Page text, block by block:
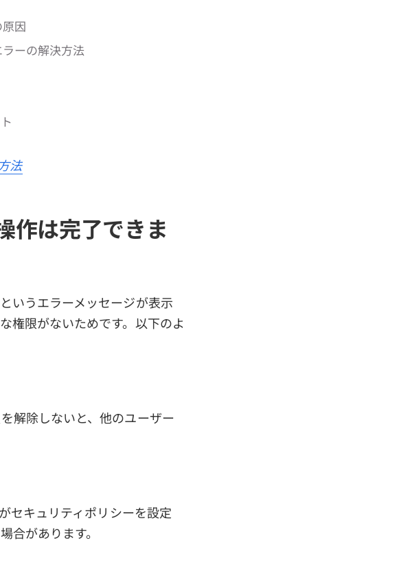
因
ーの解決方法
法
作は完了できま
いうエラーメッセージが表示
権限がないためです。以下のよ
解除しないと、他のユーザー
セキュリティポリシーを設定
合があります。